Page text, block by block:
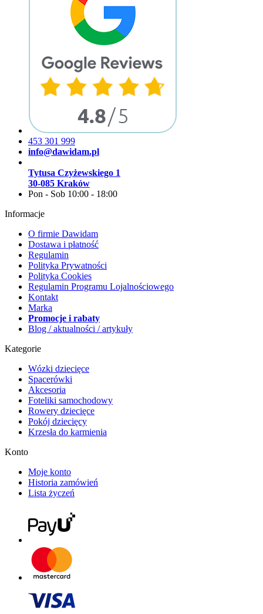
453 301 999
info@dawidam.pl
Tytusa Czyżewskiego 1
30-085 Kraków
Pon - Sob 10:00 - 18:00
Informacje
O firmie Dawidam
Dostawa i płatność
Regulamin
Polityka Prywatności
Polityka Cookies
Regulamin Programu Lojalnościowego
Kontakt
Marka
Promocje i rabaty
Blog / aktualności / artykuły
Kategorie
Wózki dziecięce
Spacerówki
Akcesoria
Foteliki samochodowy
Rowery dziecięce
Pokój dziecięcy
Krzesła do karmienia
Konto
Moje konto
Historia zamówień
Lista życzeń